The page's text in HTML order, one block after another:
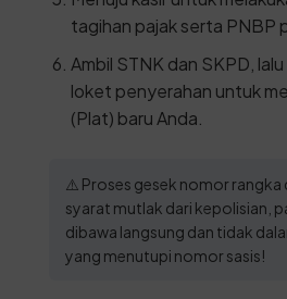
tagihan pajak serta PNBP
Ambil STNK dan SKPD,
loket penyerahan untuk
(Plat) baru Anda.
⚠️ Proses gesek nomor rangka
syarat mutlak dari kepolisian,
dibawa langsung dan tidak
yang menutupi nomor sasis!